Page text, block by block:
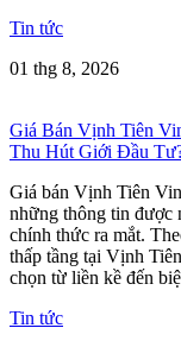
Tin tức
01 thg 8, 2026
Giá Bán Vịnh Tiên
Thu Hút Giới Đầu
Giá bán Vịnh Tiên
những thông tin được
chính thức ra mắt.
thấp tầng tại Vịnh
chọn từ liền kề đến
Tin tức